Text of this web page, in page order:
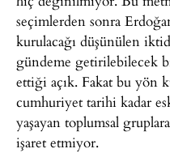
seçimlerden sonra
kurulacağı düşünülen
gündeme getirilebilecek
ettiği açık. Fakat bu yön
cumhuriyet tarihi kadar
yaşayan toplumsal
işaret etmiyor.